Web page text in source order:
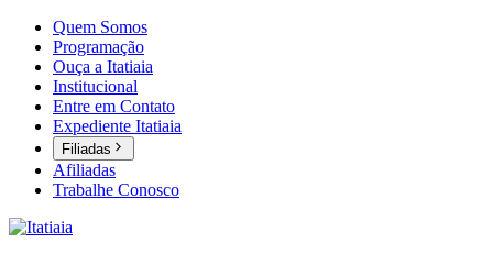
Quem Somos
Programação
Ouça a Itatiaia
Institucional
Entre em Contato
Expediente Itatiaia
Filiadas
Afiliadas
Trabalhe Conosco